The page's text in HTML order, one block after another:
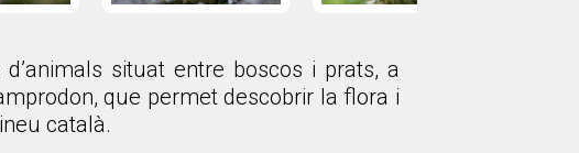
situat entre boscos i prats, a
que permet descobrir la flora i
català.